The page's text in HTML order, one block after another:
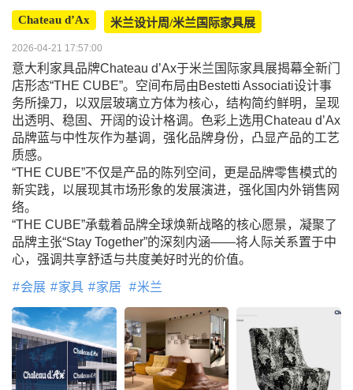
Chateau d’Ax 米兰设计周/米兰国际家具展
2026-04-21 17:57:00
意大利家具品牌Chateau d’Ax于米兰国际家具展揭幕全新门
店形态“THE CUBE”。空间布局由Bestetti Associati设计事
务所操刀，以双层玻璃立方体为核心，结构简约鲜明，呈现
出透明、稳固、开阔的设计格调。色彩上选用Chateau d’Ax
品牌蓝与中性灰作为基调，强化品牌身份，凸显产品的工艺
质感。
“THE CUBE”不仅是产品的陈列空间，更是品牌零售模式的
新实践，以展现其市场形象的发展演进，强化国内外销售网
络。
“THE CUBE”承载着品牌全球焕新战略的核心愿景，凝聚了
品牌主张“Stay Together”的深刻内涵——将人际关系置于中
心，强调共享舒适与共度美好时光的价值。
会展 家具 家居 米兰